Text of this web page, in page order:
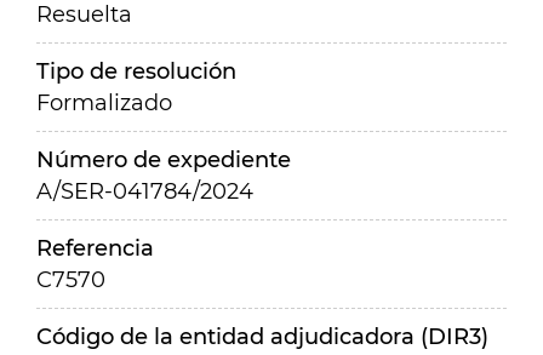
Resuelta
Tipo de resolución
Formalizado
Número de expediente
A/SER-041784/2024
Referencia
C7570
Código de la entidad adjudicadora (DIR3)